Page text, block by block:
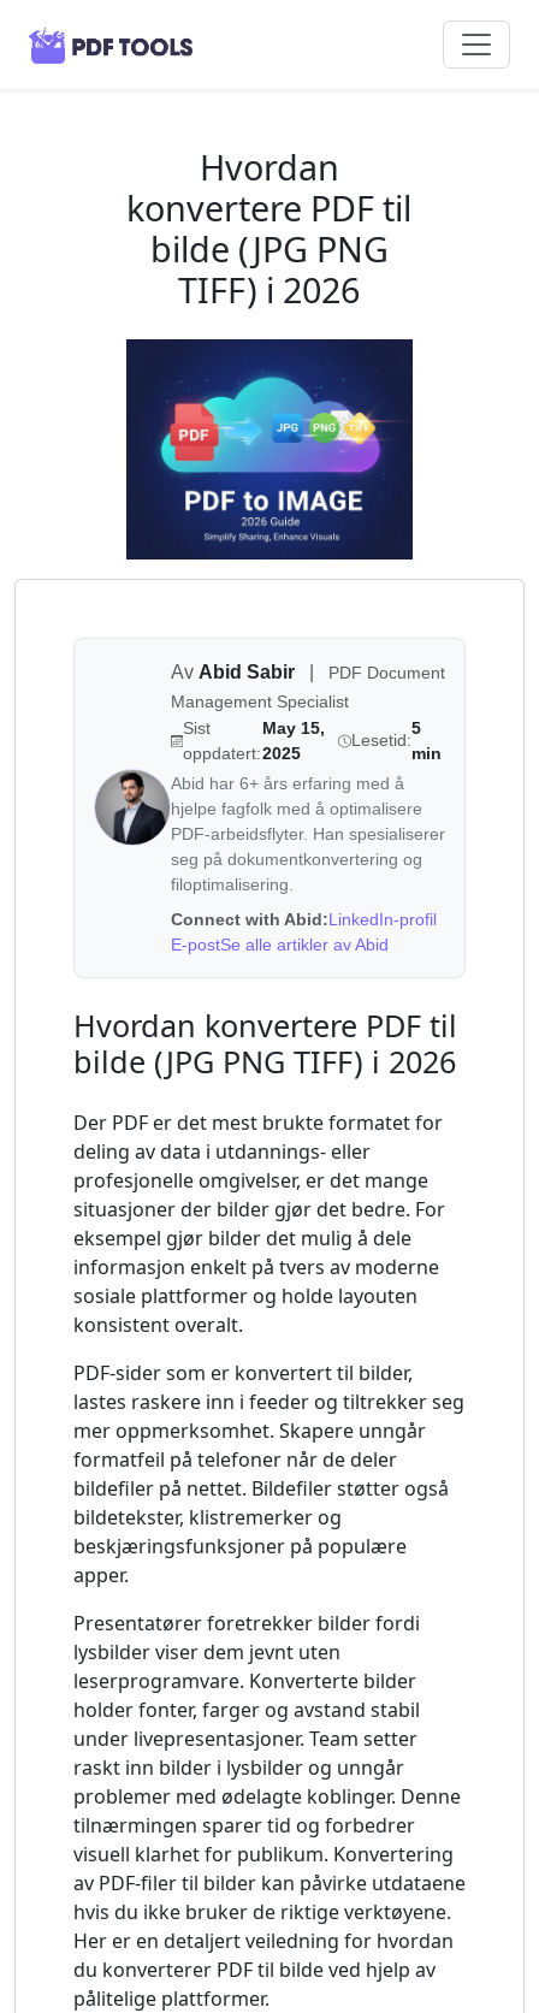
Hvordan
konvertere PDF til
bilde (JPG PNG
TIFF) i 2026
Av Abid Sabir
PDF Document
Management Specialist
Sist
oppdatert:
May 15,
2025
Lesetid:
5
min
Abid har 6+ års erfaring med å
hjelpe fagfolk med å optimalisere
PDF-arbeidsflyter. Han spesialiserer
seg på dokumentkonvertering og
filoptimalisering.
Connect with Abid:LinkedIn-profil
E-postSe alle artikler av Abid
Hvordan konvertere PDF til
bilde (JPG PNG TIFF) i 2026
Der PDF er det mest brukte formatet for
deling av data i utdannings- eller
profesjonelle omgivelser, er det mange
situasjoner der bilder gjør det bedre. For
eksempel gjør bilder det mulig å dele
informasjon enkelt på tvers av moderne
sosiale plattformer og holde layouten
konsistent overalt.
PDF-sider som er konvertert til bilder,
lastes raskere inn i feeder og tiltrekker seg
mer oppmerksomhet. Skapere unngår
formatfeil på telefoner når de deler
bildefiler på nettet. Bildefiler støtter også
bildetekster, klistremerker og
beskjæringsfunksjoner på populære
apper.
Presentatører foretrekker bilder fordi
lysbilder viser dem jevnt uten
leserprogramvare. Konverterte bilder
holder fonter, farger og avstand stabil
under livepresentasjoner. Team setter
raskt inn bilder i lysbilder og unngår
problemer med ødelagte koblinger. Denne
tilnærmingen sparer tid og forbedrer
visuell klarhet for publikum. Konvertering
av PDF-filer til bilder kan påvirke utdataene
hvis du ikke bruker de riktige verktøyene.
Her er en detaljert veiledning for hvordan
du konverterer PDF til bilde ved hjelp av
pålitelige plattformer.